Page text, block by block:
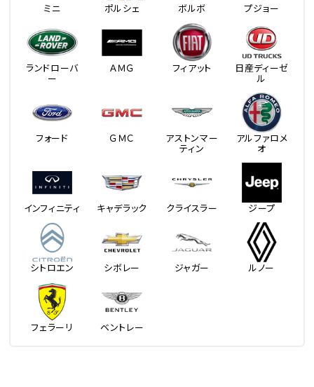
ミニ ポルシェ ボルボ プジョー
ランドローバ
ー
ＡＭＧ フィアット 日産ディーゼ
ル
フォード ＧＭＣ アストンマー
ティン
アルファロメ
オ
インフィニティ キャデラック クライスラー ジープ
シトロエン シボレー ジャガー ルノー
フェラーリ ベントレー